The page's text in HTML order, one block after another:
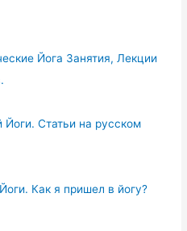
Йога Занятия, Лекции
Статьи на русском
Как я пришел в йогу?